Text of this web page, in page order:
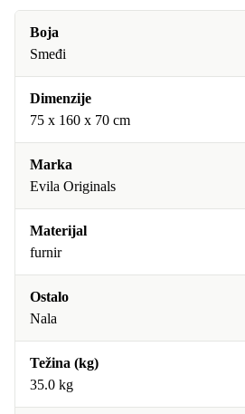
Boja
Smeđi
Dimenzije
75 x 160 x 70 cm
Marka
Evila Originals
Materijal
furnir
Ostalo
Nala
Težina (kg)
35.0 kg